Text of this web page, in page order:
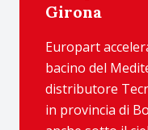
Girona
Europart
bacino del
distributore
in provincia di